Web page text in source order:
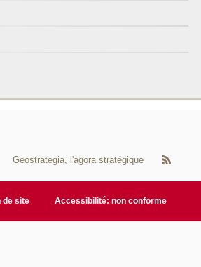
Geostrategia, l'agora stratégique
de site Accessibilité: non conforme